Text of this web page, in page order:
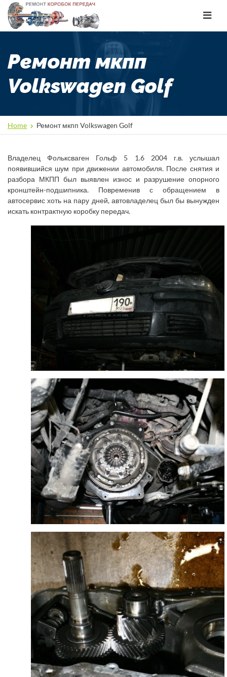
Toggle
Ремонт мкпп
Volkswagen Golf
Home Ремонт мкпп Volkswagen Golf
Владелец Фольксваген Гольф 5 1.6 2004 г.в. услышал
появившийся шум при движении автомобиля. После снятия и
разбора МКПП был выявлен износ и разрушение опорного
кронштейн-подшипника. Повременив с обращением в
автосервис хоть на пару дней, автовладелец был бы вынужден
искать контрактную коробку передач.